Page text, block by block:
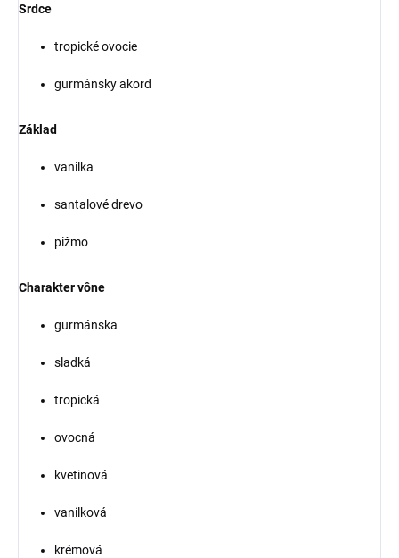
Srdce
tropické ovocie
gurmánsky akord
Základ
vanilka
santalové drevo
pižmo
Charakter vône
gurmánska
sladká
tropická
ovocná
kvetinová
vanilková
krémová